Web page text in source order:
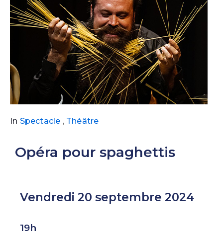
In Spectacle , Théâtre
Opéra pour spaghettis
Vendredi 20 septembre 2024
19h